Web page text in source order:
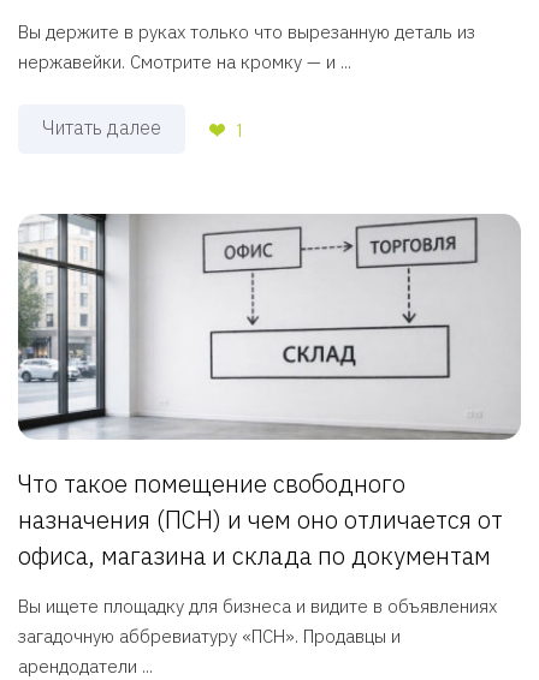
Вы держите в руках только что вырезанную деталь из
нержавейки. Смотрите на кромку — и ...
Читать далее 1
Что такое помещение свободного
назначения (ПСН) и чем оно отличается от
офиса, магазина и склада по документам
Вы ищете площадку для бизнеса и видите в объявлениях
загадочную аббревиатуру «ПСН». Продавцы и
арендодатели ...